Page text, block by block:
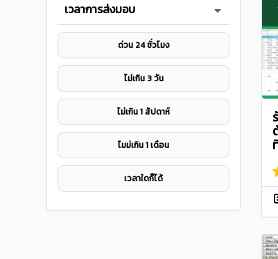
เวลาการส่งมอบ
ด่วน 24 ชั่วโมง
ไม่เกิน 3 วัน
ไม่เกิน 1 สัปดาห์
ไมม่เกิน 1 เดือน
เวลาใดก็ได้